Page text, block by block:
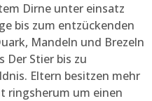
Dirne unter einsatz
bis zum entzückenden
Mandeln und Brezeln
Der Stier bis zu
Eltern besitzen mehr
ringsherum um einen